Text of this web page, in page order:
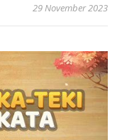
29 November 2023